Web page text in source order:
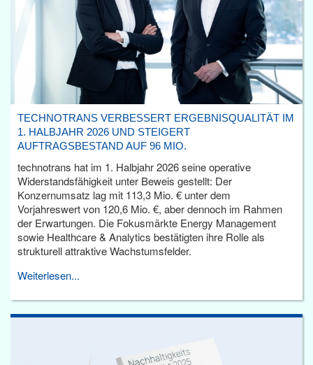
TECHNOTRANS VERBESSERT ERGEBNISQUALITÄT IM
1. HALBJAHR 2026 UND STEIGERT
AUFTRAGSBESTAND AUF 96 MIO.
technotrans hat im 1. Halbjahr 2026 seine operative
Widerstandsfähigkeit unter Beweis gestellt: Der
Konzernumsatz lag mit 113,3 Mio. € unter dem
Vorjahreswert von 120,6 Mio. €, aber dennoch im Rahmen
der Erwartungen. Die Fokusmärkte Energy Management
sowie Healthcare & Analytics bestätigten ihre Rolle als
strukturell attraktive Wachstumsfelder.
Weiterlesen...